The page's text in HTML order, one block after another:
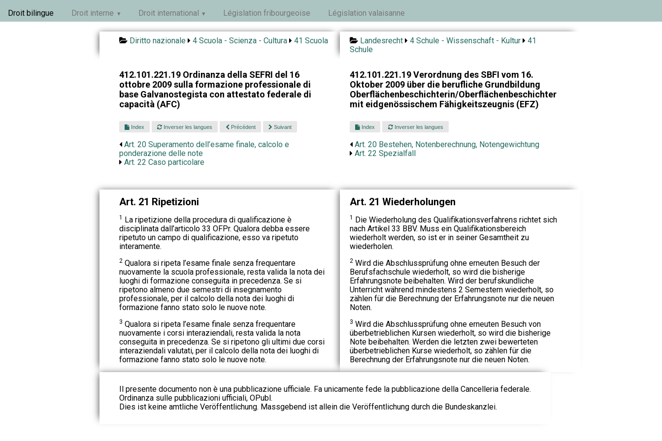
Droit bilingue Droit interne Droit international Législation fribourgeoise Législation valaisanne
Diritto nazionale 4 Scuola - Scienza - Cultura 41 Scuola Landesrecht 4 Schule - Wissenschaft - Kultur
41
Schule
412.101.221.19 Ordinanza della SEFRI del 16
ottobre 2009 sulla formazione professionale di
base Galvanostegista con attestato federale di
capacità (AFC)
412.101.221.19 Verordnung des SBFI vom 16.
Oktober 2009 über die berufliche Grundbildung
Oberflächenbeschichterin/Oberflächenbeschichter
mit eidgenössischem Fähigkeitszeugnis (EFZ)
Index Inverser les langues Précédent Suivant
Art. 20 Superamento dell’esame finale, calcolo e
ponderazione delle note
Art. 22 Caso particolare
Index Inverser les langues
Art. 20 Bestehen, Notenberechnung, Notengewichtung
Art. 22 Spezialfall
Art. 21 Ripetizioni
1 La ripetizione della procedura di qualificazione è
disciplinata dall’articolo 33 OFPr. Qualora debba essere
ripetuto un campo di qualificazione, esso va ripetuto
interamente.
2Qualora si ripeta l’esame finale senza frequentare
nuovamente la scuola professionale, resta valida la nota dei
luoghi di formazione conseguita in precedenza. Se si
ripetono almeno due semestri di insegnamento
professionale, per il calcolo della nota dei luoghi di
formazione fanno stato solo le nuove note.
3 Qualora si ripeta l’esame finale senza frequentare
nuovamente i corsi interaziendali, resta valida la nota
conseguita in precedenza. Se si ripetono gli ultimi due corsi
interaziendali valutati, per il calcolo della nota dei luoghi di
formazione fanno stato solo le nuove note.
Art. 21 Wiederholungen
1 Die Wiederholung des Qualifikationsverfahrens richtet sich
nach Artikel 33 BBV. Muss ein Qualifikationsbereich
wiederholt werden, so ist er in seiner Gesamtheit zu
wiederholen.
2Wird die Abschlussprüfung ohne erneuten Besuch der
Berufsfachschule wiederholt, so wird die bisherige
Erfahrungsnote beibehalten. Wird der berufskundliche
Unterricht während mindestens 2 Semestern wiederholt, so
zählen für die Berechnung der Erfahrungsnote nur die neuen
Noten.
3 Wird die Abschlussprüfung ohne erneuten Besuch von
überbetrieblichen Kursen wiederholt, so wird die bisherige
Note beibehalten. Werden die letzten zwei bewerteten
überbetrieblichen Kurse wiederholt, so zählen für die
Berechnung der Erfahrungsnote nur die neuen Noten.
Il presente documento non è una pubblicazione ufficiale. Fa unicamente fede la pubblicazione della Cancelleria federale.
Ordinanza sulle pubblicazioni ufficiali, OPubl.
Dies ist keine amtliche Veröffentlichung. Massgebend ist allein die Veröffentlichung durch die Bundeskanzlei.